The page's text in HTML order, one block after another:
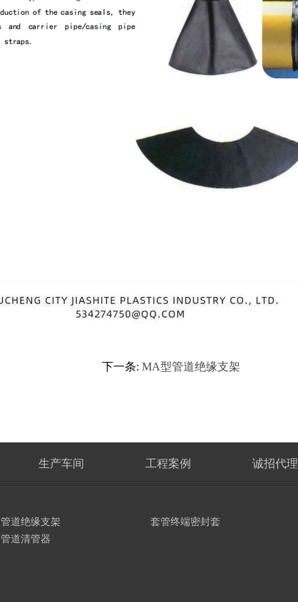
下一条: MA型管道绝缘支架
生产车间 工程案例 诚招代理
管道绝缘支架
套管终端密封套
管道清管器